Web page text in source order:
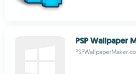
PSP Wallpaper